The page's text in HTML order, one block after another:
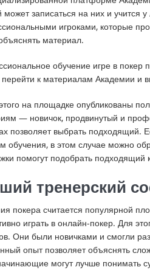
записаться на них и учится
игроками, которые
материал.
обучение игре в покер
к материалам Академии и
на площадке опубликованы
— новичок, продвинутый и
позволяет выбрать подходящий.
обучения, в этом случае можно
помогут подобрать подходящий
тренерский
покера считается популярной
играть в онлайн-покер. Для
Они были новичками и смогли
опыт позволяет объяснять
могут лучше понимать